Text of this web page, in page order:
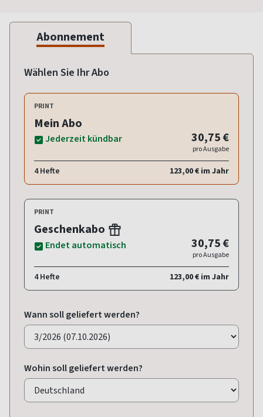
Abonnement
Wählen Sie Ihr Abo
PRINT
Mein Abo
Jederzeit kündbar 30,75 €
pro Ausgabe
4 Hefte 123,00 € im Jahr
PRINT
Geschenkabo
Endet automatisch 30,75 €
pro Ausgabe
4 Hefte 123,00 € im Jahr
Wann soll geliefert werden?
Wohin soll geliefert werden?